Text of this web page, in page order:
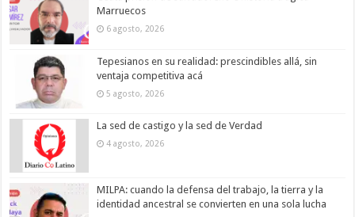
Marruecos
6 agosto, 2026
Tepesianos en su realidad: prescindibles allá, sin
ventaja competitiva acá
5 agosto, 2026
La sed de castigo y la sed de Verdad
4 agosto, 2026
MILPA: cuando la defensa del trabajo, la tierra y la
identidad ancestral se convierten en una sola lucha